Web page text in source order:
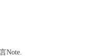
Note.